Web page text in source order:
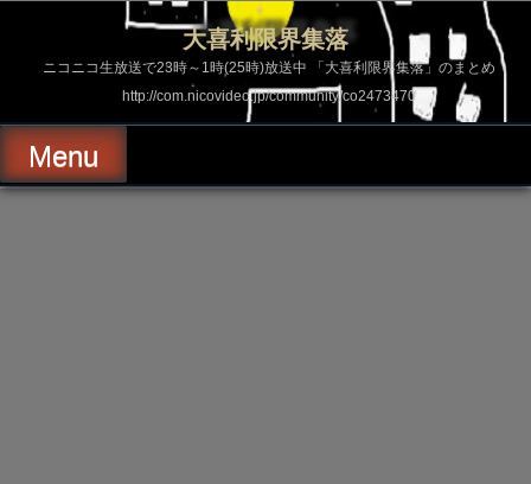
ス
ッ
プ
大喜利限界集落
ニコニコ生放送で23時～1時(25時)放送中 「大喜利限界集落」のまとめ
http://com.nicovideo.jp/community/co2473470
Menu